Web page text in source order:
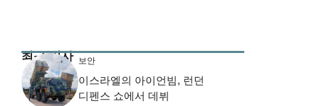
최근 기사 보안
이스라엘의 아이언빔, 런던
디펜스 쇼에서 데뷔